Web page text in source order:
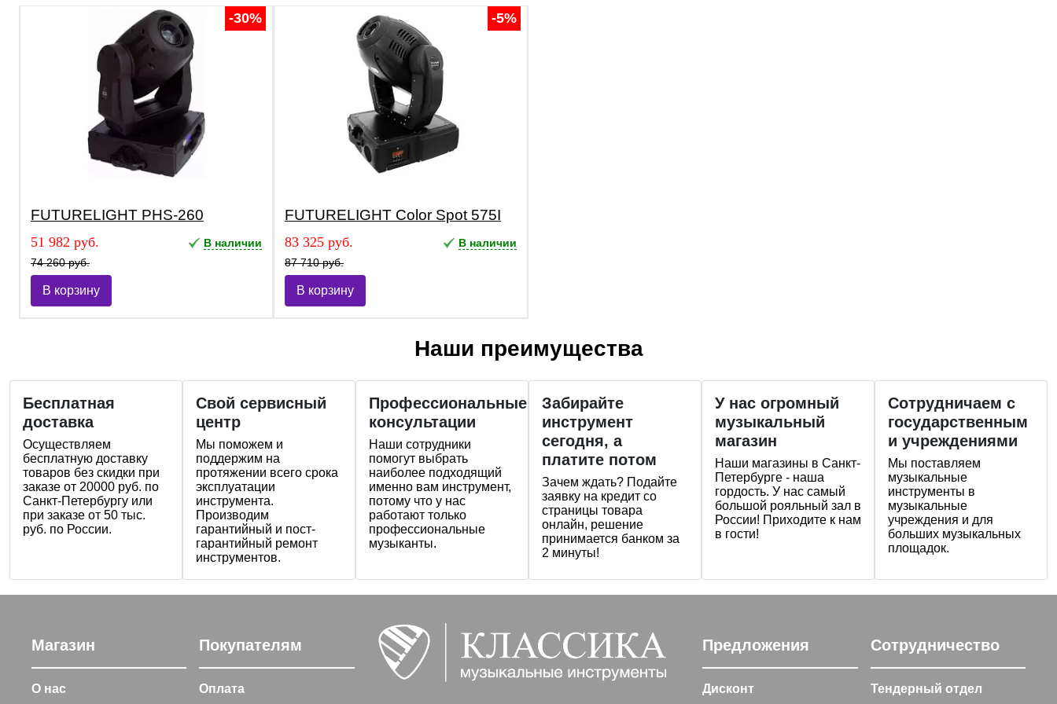
-30%
FUTURELIGHT PHS-260
51 982 руб.
74 260 руб.
В наличии
В корзину
-5%
FUTURELIGHT Color Spot 575I
83 325 руб.
87 710 руб.
В наличии
В корзину
Наши преимущества
Бесплатная
доставка
Осуществляем
бесплатную доставку
товаров без скидки при
заказе от 20000 руб. по
Санкт-Петербургу или
при заказе от 50 тыс.
руб. по России.
Свой сервисный
центр
Мы поможем и
поддержим на
протяжении всего срока
эксплуатации
инструмента.
Производим
гарантийный и пост-
гарантийный ремонт
инструментов.
Профессиональные
консультации
Наши сотрудники
помогут выбрать
наиболее подходящий
именно вам инструмент,
потому что у нас
работают только
профессиональные
музыканты.
Забирайте
инструмент
сегодня, а
платите потом
Зачем ждать? Подайте
заявку на кредит со
страницы товара
онлайн, решение
принимается банком за
2 минуты!
У нас огромный
музыкальный
магазин
Наши магазины в Санкт-
Петербурге - наша
гордость. У нас самый
большой рояльный зал в
России! Приходите к нам
в гости!
Сотрудничаем с
государственным
и учреждениями
Мы поставляем
музыкальные
инструменты в
музыкальные
учреждения и для
больших музыкальных
площадок.
Магазин
О нас
Покупателям
Оплата
Предложения
Дисконт
Сотрудничество
Тендерный отдел